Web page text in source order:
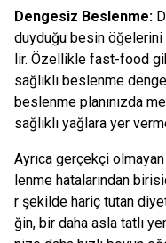
Dengesiz Beslenme:
duyduğu besin öğelerini
lir. Özellikle fast-food
sağlıklı beslenme
beslenme planınızda
sağlıklı yağlara yer
Ayrıca gerçekçi
lenme hatalarından
r şekilde hariç tutan
ğin, bir daha asla tatlı